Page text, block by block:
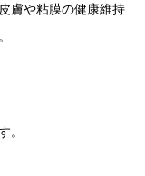
膚や粘膜の健康維持
。